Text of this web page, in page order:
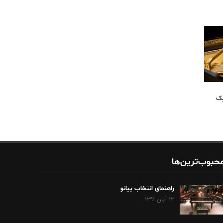
راهنمای انتخاب پیانو
۱۳ آبان ۱۳۹۱